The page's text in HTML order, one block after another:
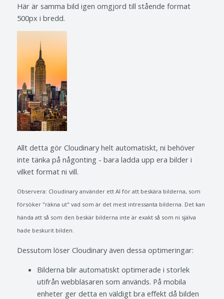
Här är samma bild igen omgjord till stående format
500px i bredd.
Allt detta gör Cloudinary helt automatiskt, ni behöver
inte tänka på någonting - bara ladda upp era bilder i
vilket format ni vill.
Observera: Cloudinary använder ett AI för att beskära bilderna, som
försöker "räkna ut" vad som är det mest intressanta bilderna. Det kan
hända att så som den beskär bilderna inte är exakt så som ni själva
hade beskurit bilden.
Dessutom löser Cloudinary även dessa optimeringar:
Bilderna blir automatiskt optimerade i storlek
utifrån webbläsaren som används. På mobila
enheter ger detta en väldigt bra effekt då bilden